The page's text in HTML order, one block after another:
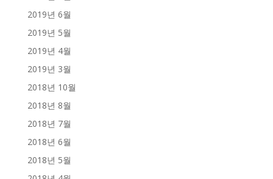
2019년 6월
2019년 5월
2019년 4월
2019년 3월
2018년 10월
2018년 8월
2018년 7월
2018년 6월
2018년 5월